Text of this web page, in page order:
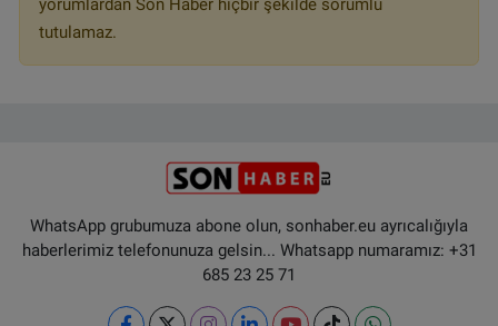
yorumlardan Son Haber hiçbir şekilde sorumlu
tutulamaz.
WhatsApp grubumuza abone olun, sonhaber.eu ayrıcalığıyla
haberlerimiz telefonunuza gelsin... Whatsapp numaramız: +31
685 23 25 71